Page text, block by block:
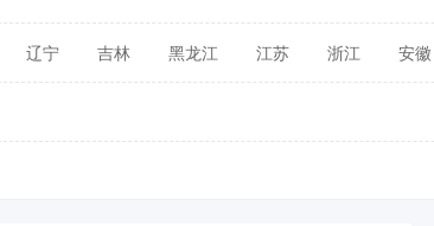
辽宁 吉林 黑龙江 江苏 浙江 安徽